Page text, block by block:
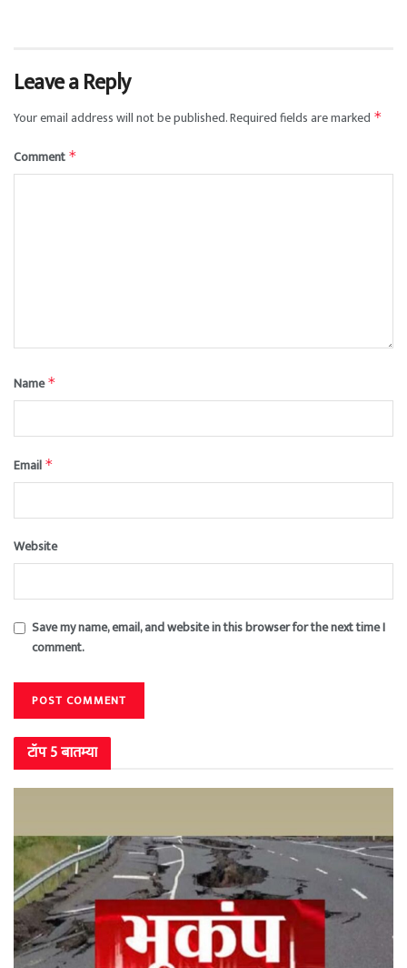
Leave a Reply
Your email address will not be published.Required fields are marked *
Comment *
Name*
Email *
Website
Save my name, email, and website in this browser for the next time I
comment.
टॉप 5 बातम्या